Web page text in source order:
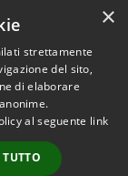
2026 • Comune di
• Powered by
•
Accesso
×
strettamente
del sito,
di elaborare
al seguente link